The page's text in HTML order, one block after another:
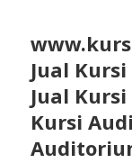
Jual
Jual
Kursi